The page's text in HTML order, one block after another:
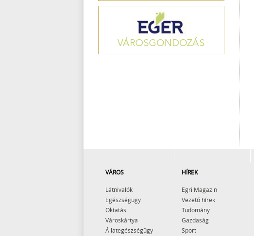
VÁROS
Látnivalók
Egészségügy
Oktatás
Városkártya
Állategészségügy
HÍREK
Egri Magazin
Vezető hírek
Tudomány
Gazdaság
Sport